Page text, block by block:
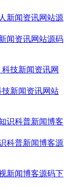
闻资讯网站源码
技新闻资讯网站
科普新闻博客源